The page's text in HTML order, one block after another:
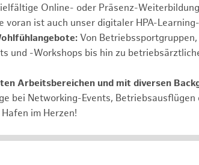
Online- oder Präsenz-
voran ist auch unser digitaler HPA-
Von
und -Workshops bis hin zu
Arbeitsbereichen und mit diversen
bei Networking-Events, Betriebsausflügen
im Herzen!